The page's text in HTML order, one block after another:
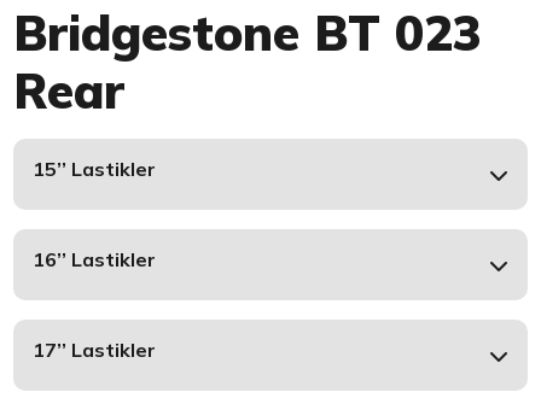
Bridgestone BT 023
Rear
15’’ Lastikler
16’’ Lastikler
17’’ Lastikler